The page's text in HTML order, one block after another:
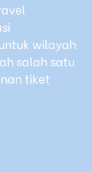
wilayah
salah satu
tiket